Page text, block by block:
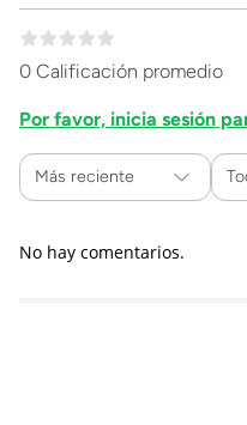
0 Calificación promedio
Por favor, inicia sesión
Más reciente
No hay comentarios.